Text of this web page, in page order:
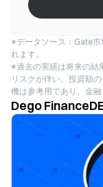
※データソース：Gate
れます。
※過去の実績は将来の結
リスクが伴い、投資額
機は参考用であり、金
Dego